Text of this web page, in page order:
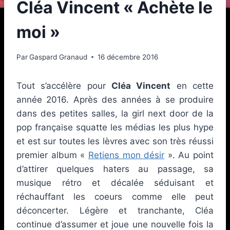
Cléa Vincent « Achète le
moi »
ParGaspard Granaud 16 décembre 2016
Tout s’accélère pour Cléa Vincent en cette
année 2016. Après des années à se produire
dans des petites salles, la girl next door de la
pop française squatte les médias les plus hype
et est sur toutes les lèvres avec son très réussi
premier album « Retiens mon désir ». Au point
d’attirer quelques haters au passage, sa
musique rétro et décalée séduisant et
réchauffant les coeurs comme elle peut
déconcerter. Légère et tranchante, Cléa
continue d’assumer et joue une nouvelle fois la